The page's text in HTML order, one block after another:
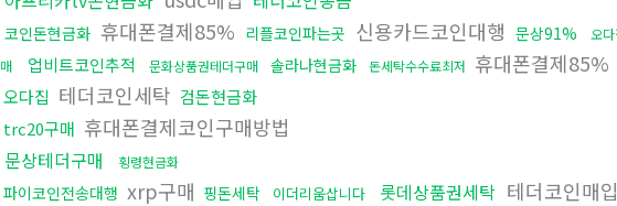
코인돈현금화 휴대폰결제85% 리플코인파는곳 신용카드코인대행 문상91% 오
매
업비트코인추적 문화상품권테더구매 솔라나현금화 돈세탁수수료최저 휴대폰결제85%
오다집 테더코인세탁 검돈현금화
trc20구매 휴대폰결제코인구매방법
문상테더구매 횡령현금화
파이코인전송대행 xrp구매 핑돈세탁 이더리움삽니다 롯데상품권세탁 테더코인매입